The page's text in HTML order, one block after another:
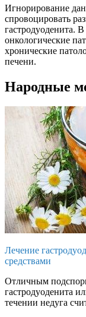
Игнорирование
спровоцировать
гастродуоденита.
онкологические
хронические
печени.
Народные
Лечение
средствами
Отличным
гастродуоденита
течении недуга